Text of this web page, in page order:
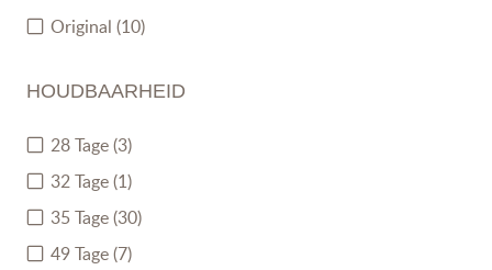
Original (10)
HOUDBAARHEID
28 Tage(3)
32 Tage(1)
35 Tage(30)
49 Tage(7)